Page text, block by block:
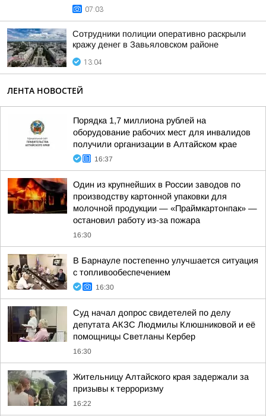
07:03
Сотрудники полиции оперативно раскрыли
кражу денег в Завьяловском районе
13:04
ЛЕНТА НОВОСТЕЙ
Порядка 1,7 миллиона рублей на
оборудование рабочих мест для инвалидов
получили организации в Алтайском крае
16:37
Один из крупнейших в России заводов по
производству картонной упаковки для
молочной продукции — «Праймкартонпак» —
остановил работу из-за пожара
16:30
В Барнауле постепенно улучшается ситуация
с топливообеспечением
16:30
Суд начал допрос свидетелей по делу
депутата АКЗС Людмилы Клюшниковой и её
помощницы Светланы Кербер
16:30
Жительницу Алтайского края задержали за
призывы к терроризму
16:22